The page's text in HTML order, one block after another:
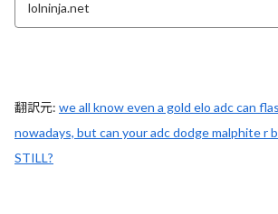
lolninja.net
翻訳元: we all know even a gold elo adc can
nowadays, but can your adc dodge malphite r
STILL?